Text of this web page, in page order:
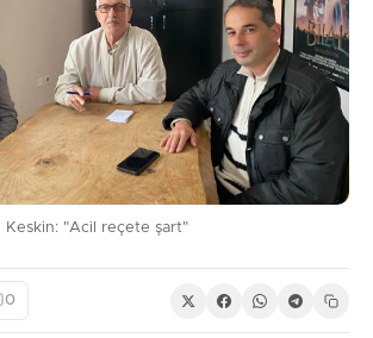
Keskin: "Acil reçete şart"
0